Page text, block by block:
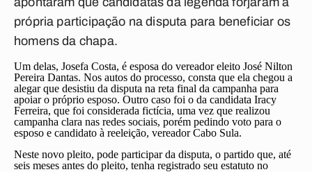
própria participação na disputa para beneficiar os
homens da chapa.
Um delas, Josefa Costa, é esposa do vereador eleito José Nilton
Pereira Dantas. Nos autos do processo, consta que ela chegou a
alegar que desistiu da disputa na reta final da campanha para
apoiar o próprio esposo. Outro caso foi o da candidata Iracy
Ferreira, que foi considerada fictícia, uma vez que realizou
campanha clara nas redes sociais, porém pedindo voto para o
esposo e candidato à reeleição, vereador Cabo Sula.
Neste novo pleito, pode participar da disputa, o partido que, até
seis meses antes do pleito, tenha registrado seu estatuto no